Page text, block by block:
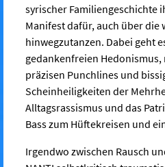
syrischer Familiengeschichte
Manifest dafür, auch über die
hinwegzutanzen. Dabei geht
gedankenfreien Hedonismus,
präzisen Punchlines und
Scheinheiligkeiten der
Alltagsrassismus und das
Bass zum Hüftekreisen und
Irgendwo zwischen Rausch